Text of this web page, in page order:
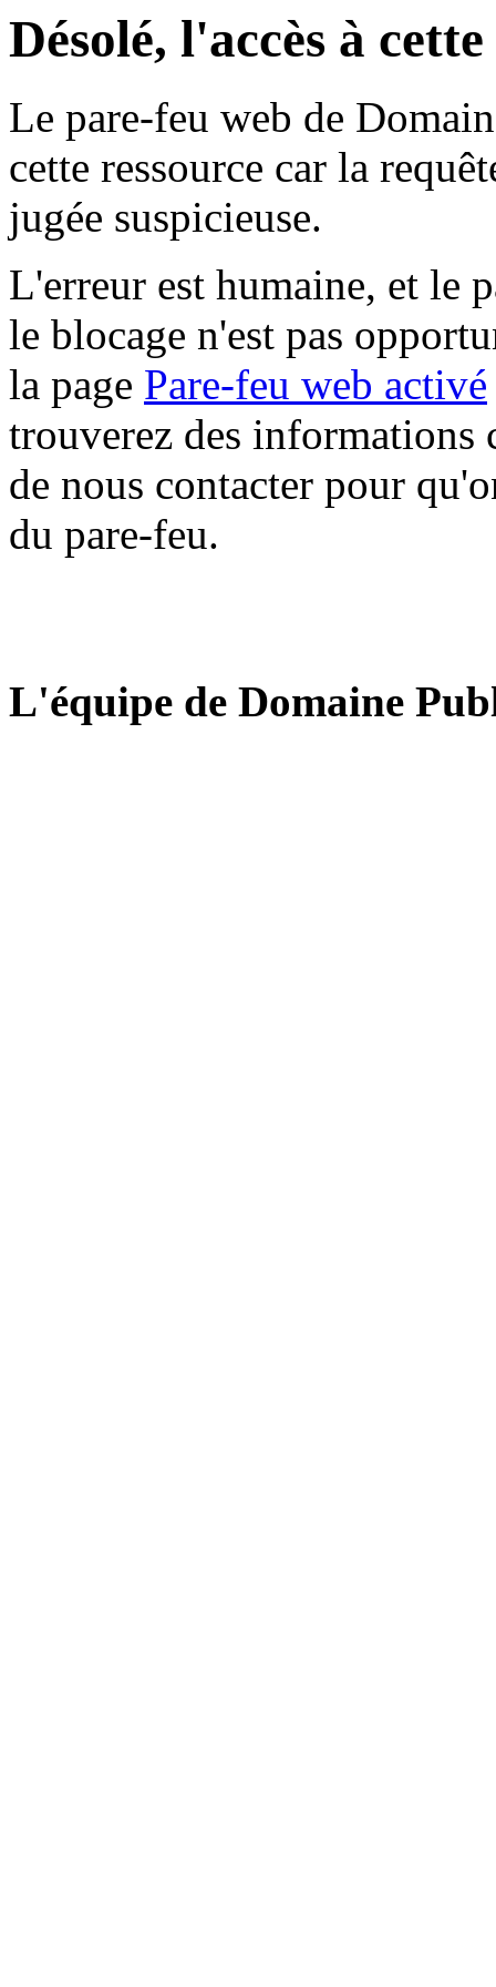
Désolé, l'accès à
Le pare-feu web de
cette ressource car la
jugée suspicieuse.
L'erreur est humaine, et le
le blocage n'est pas
la page Pare-feu web activé
trouverez des informations
de nous contacter pour
du pare-feu.
L'équipe de Domaine